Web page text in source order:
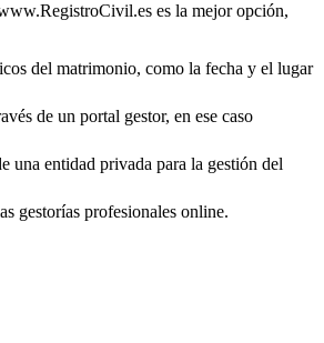
es la mejor opción,
del matrimonio, como la fecha y el lugar
de un portal gestor, en ese caso
una entidad privada para la gestión del
gestorías profesionales online.